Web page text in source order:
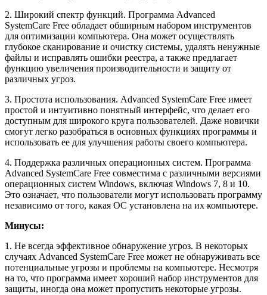
2. Широкий спектр функций. Программа Advanced
SystemCare Free обладает обширным набором инструментов
для оптимизации компьютера. Она может осуществлять
глубокое сканирование и очистку системы, удалять ненужные
файлы и исправлять ошибки реестра, а также предлагает
функцию увеличения производительности и защиту от
различных угроз.
3. Простота использования. Advanced SystemCare Free имеет
простой и интуитивно понятный интерфейс, что делает его
доступным для широкого круга пользователей. Даже новички
смогут легко разобраться в основных функциях программы и
использовать ее для улучшения работы своего компьютера.
4. Поддержка различных операционных систем. Программа
Advanced SystemCare Free совместима с различными версиями
операционных систем Windows, включая Windows 7, 8 и 10.
Это означает, что пользователи могут использовать программу
независимо от того, какая ОС установлена на их компьютере.
Минусы:
1. Не всегда эффективное обнаружение угроз. В некоторых
случаях Advanced SystemCare Free может не обнаруживать все
потенциальные угрозы и проблемы на компьютере. Несмотря
на то, что программа имеет хороший набор инструментов для
защиты, иногда она может пропустить некоторые угрозы.